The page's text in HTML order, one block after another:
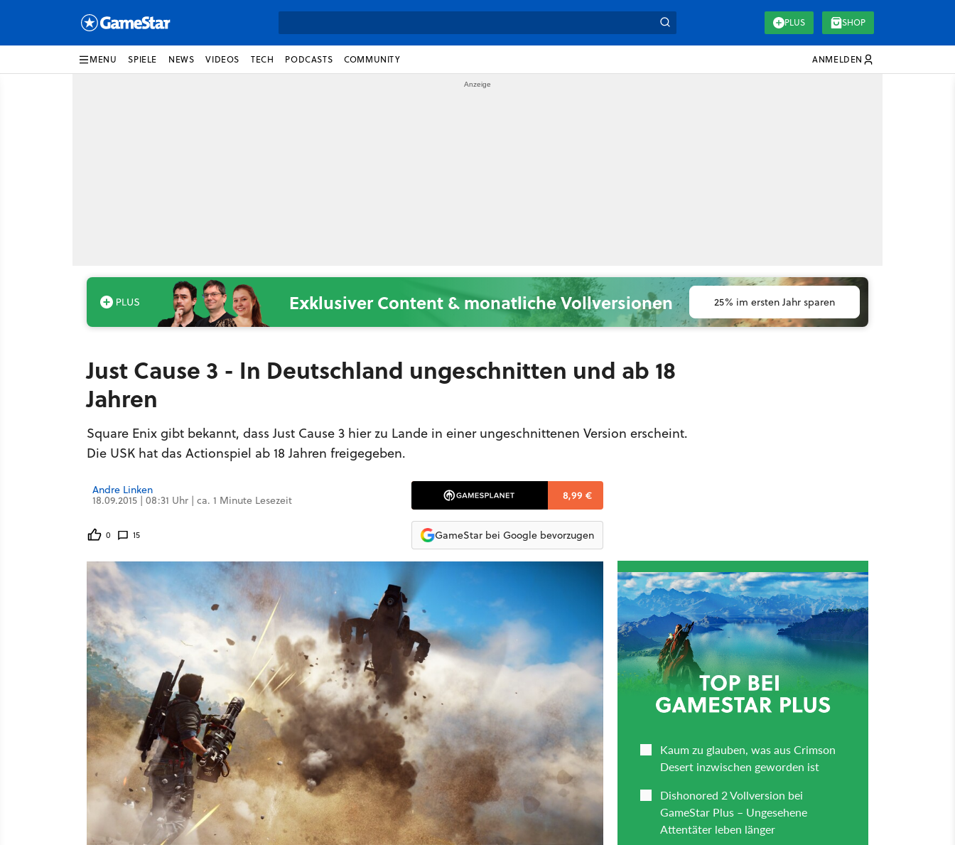
PLUS SHOP
MENU SPIELE NEWS VIDEOS TECH PODCASTS COMMUNITY ANMELDEN
Exklusiver Content & monatliche Vollversionen 25% im ersten Jahr sparen
Just Cause 3 - In Deutschland ungeschnitten und ab 18
Jahren
Square Enix gibt bekannt, dass Just Cause 3 hier zu Lande in einer ungeschnittenen Version erscheint.
Die USK hat das Actionspiel ab 18 Jahren freigegeben.
Andre Linken
18.09.2015 | 08:31 Uhr | ca. 1 Minute Lesezeit
0 15
8,99 €
GameStar bei Google bevorzugen